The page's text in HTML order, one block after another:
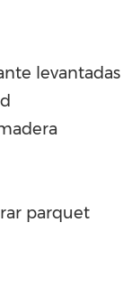
levantadas
parquet